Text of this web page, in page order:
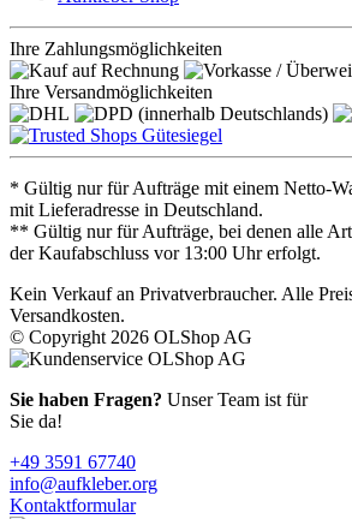
Ihre Zahlungsmöglichkeiten
Ihre Versandmöglichkeiten
* Gültig nur für Aufträge mit einem Netto-
mit Lieferadresse in Deutschland.
** Gültig nur für Aufträge, bei denen alle
der Kaufabschluss vor 13:00 Uhr erfolgt.
Kein Verkauf an Privatverbraucher. Alle
Versandkosten.
© Copyright 2026 OLShop AG
Sie haben Fragen? Unser Team ist für
Sie da!
+49 3591 67740
info@aufkleber.org
Kontaktformular